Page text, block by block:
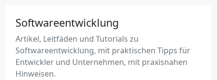
Softwareentwicklung
Artikel, Leitfäden und Tutorials zu
Softwareentwicklung, mit praktischen Tipps für
Entwickler und Unternehmen, mit praxisnahen
Hinweisen.